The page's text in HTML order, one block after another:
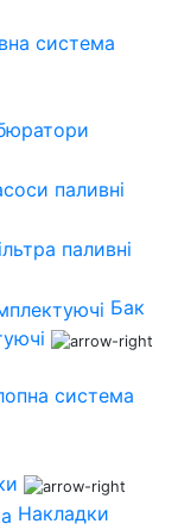
система
паливні
паливні
Бак
система
Накладки